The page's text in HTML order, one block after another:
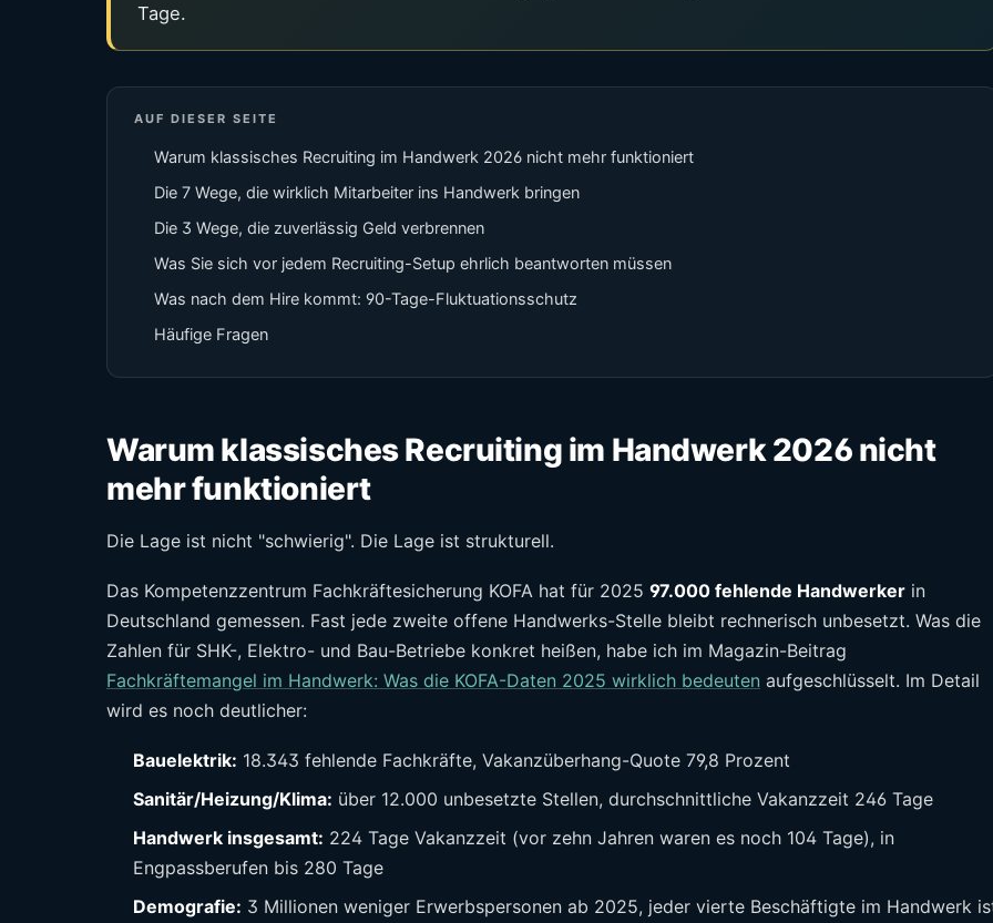
Tage.
AUF DIESER SEITE
Warum klassisches Recruiting im Handwerk 2026 nicht mehr funktioniert
Die 7 Wege, die wirklich Mitarbeiter ins Handwerk bringen
Die 3 Wege, die zuverlässig Geld verbrennen
Was Sie sich vor jedem Recruiting-Setup ehrlich beantworten müssen
Was nach dem Hire kommt: 90-Tage-Fluktuationsschutz
Häufige Fragen
Warum klassisches Recruiting im Handwerk 2026 nicht
mehr funktioniert
Die Lage ist nicht "schwierig". Die Lage ist strukturell.
Das Kompetenzzentrum Fachkräftesicherung KOFA hat für 2025 97.000 fehlende Handwerker in
Deutschland gemessen. Fast jede zweite offene Handwerks-Stelle bleibt rechnerisch unbesetzt. Was die
Zahlen für SHK-, Elektro- und Bau-Betriebe konkret heißen, habe ich im Magazin-Beitrag
Fachkräftemangel im Handwerk: Was die KOFA-Daten 2025 wirklich bedeuten aufgeschlüsselt. Im Detail
wird es noch deutlicher:
Bauelektrik: 18.343 fehlende Fachkräfte, Vakanzüberhang-Quote 79,8 Prozent
Sanitär/Heizung/Klima: über 12.000 unbesetzte Stellen, durchschnittliche Vakanzzeit 246 Tage
Handwerk insgesamt: 224 Tage Vakanzzeit (vor zehn Jahren waren es noch 104 Tage), in
Engpassberufen bis 280 Tage
Demografie: 3 Millionen weniger Erwerbspersonen ab 2025, jeder vierte Beschäftigte im Handwerk